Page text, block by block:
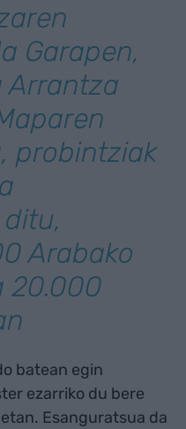
Garapen,
Arrantza
probintziak
Arabako
20.000
batean egin
ezarriko du bere
Esanguratsua da